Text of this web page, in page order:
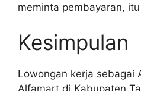
meminta pembayaran,
Kesimpulan
Lowongan kerja sebagai